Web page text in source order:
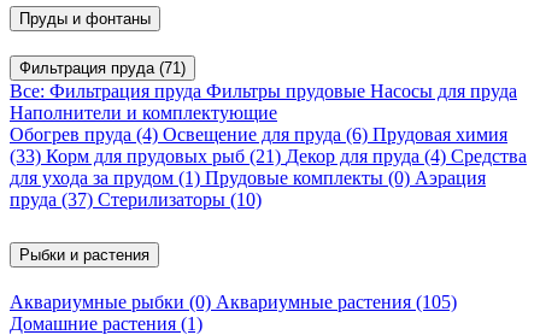
Пруды и фонтаны
Фильтрация пруда (71)
Все: Фильтрация пруда Фильтры прудовые Насосы для пруда
Наполнители и комплектующие
Обогрев пруда (4) Освещение для пруда (6) Прудовая химия
(33) Корм для прудовых рыб (21) Декор для пруда (4) Средства
для ухода за прудом (1) Прудовые комплекты (0) Аэрация
пруда (37) Стерилизаторы (10)
Рыбки и растения
Аквариумные рыбки (0) Аквариумные растения (105)
Домашние растения (1)